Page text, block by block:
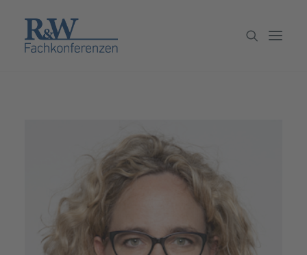
Partner werden
Newsletter